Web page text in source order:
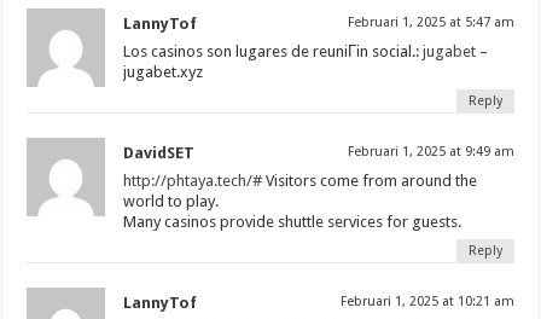
LannyTof Februari 1, 2025 at 5:47 am
Los casinos son lugares de reuniГіn social.:jugabet –
jugabet.xyz
Reply
DavidSET Februari 1, 2025 at 9:49 am
http://phtaya.tech/# Visitors come from around the
world to play.
Many casinos provide shuttle services for guests.
Reply
LannyTof Februari 1, 2025 at 10:21 am